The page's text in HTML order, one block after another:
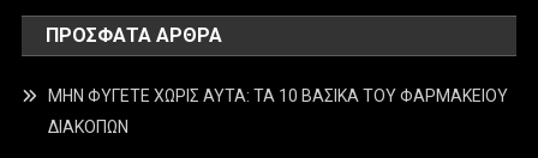
ΠΡΌΣΦΑΤΑ ΆΡΘΡΑ
ΜΗΝ ΦΥΓΕΤΕ ΧΩΡΙΣ ΑΥΤΑ: ΤΑ 10 ΒΑΣΙΚΑ ΤΟΥ ΦΑΡΜΑΚΕΙΟΥ
ΔΙΑΚΟΠΩΝ